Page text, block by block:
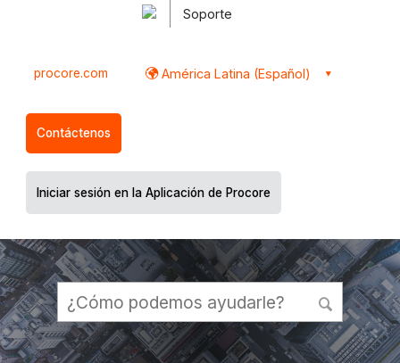
Soporte
procore.com América Latina (Español)
Contáctenos
Iniciar sesión en la Aplicación de Procore